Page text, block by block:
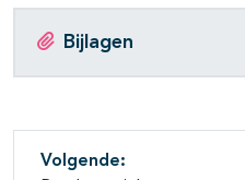
Bijlagen
Volgende: